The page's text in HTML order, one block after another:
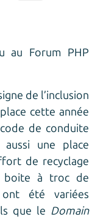
au Forum PHP
de l’inclusion
cette année
de conduite
aussi une place
de recyclage
boite à troc de
ont été variées
que le Domain